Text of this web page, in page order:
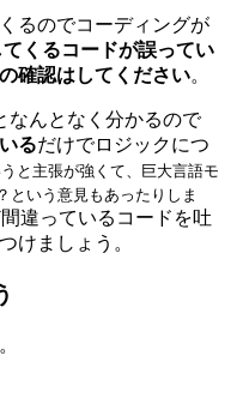
るのでコーディングが
くるコードが誤ってい
確認はしてください。
なんとなく分かるので
るだけでロジックにつ
と主張が強くて、巨大言語モ
という意見もあったりしま
違っているコードを吐
けましょう。